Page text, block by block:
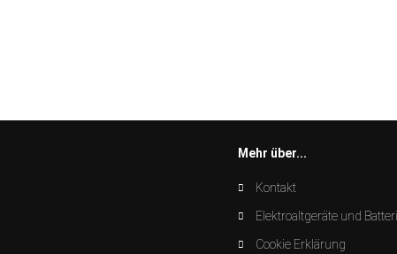
Mehr über...
Kontakt
Elektroaltgeräte und
Cookie Erklärung